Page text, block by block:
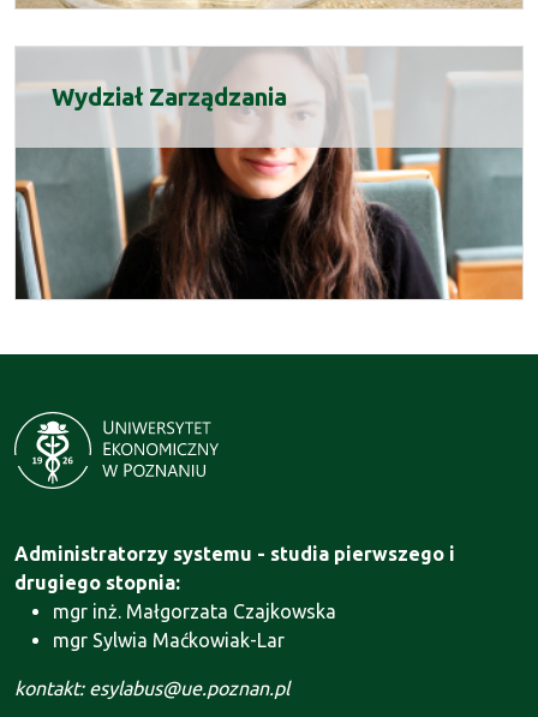
Wydział Zarządzania
Administratorzy systemu - studia pierwszego i
drugiego stopnia:
mgr inż. Małgorzata Czajkowska
mgr Sylwia Maćkowiak-Lar
kontakt: esylabus@ue.poznan.pl